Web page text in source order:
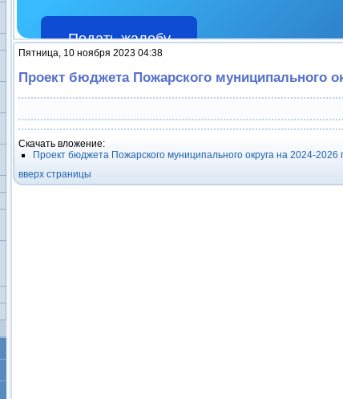
Подать жалобу
Пятница, 10 ноября 2023 04:38
Проект бюджета Пожарского муниципального
Скачать вложение:
Проект бюджета Пожарского муниципального округа на 2024-2026
вверх страницы